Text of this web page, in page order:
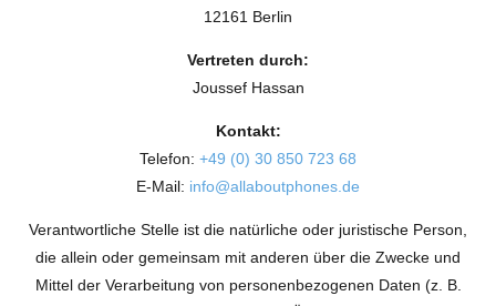
12161 Berlin
Vertreten durch:
Joussef Hassan
Kontakt:
Telefon: +49 (0) 30 850 723 68
E-Mail: info@allaboutphones.de
Verantwortliche Stelle ist die natürliche oder juristische Person,
die allein oder gemeinsam mit anderen über die Zwecke und
Mittel der Verarbeitung von personenbezogenen Daten (z. B.